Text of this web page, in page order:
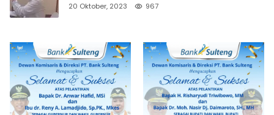
20 Oktober, 2023 967